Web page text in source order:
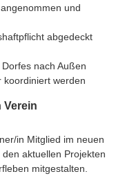
und
abgedeckt
nach Außen
koordiniert werden
Verein
in Mitglied im neuen
aktuellen Projekten
mitgestalten.